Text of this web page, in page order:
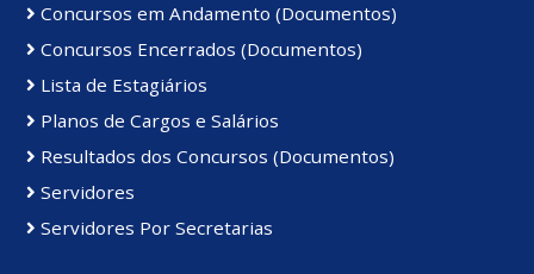
Concursos em Andamento (Documentos)
Concursos Encerrados (Documentos)
Lista de Estagiários
Planos de Cargos e Salários
Resultados dos Concursos (Documentos)
Servidores
Servidores Por Secretarias